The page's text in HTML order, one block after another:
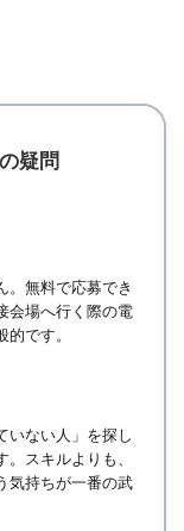
疑問
。無料で応募でき
会場へ行く際の電
です。
いない人」を探し
スキルよりも、
気持ちが一番の武